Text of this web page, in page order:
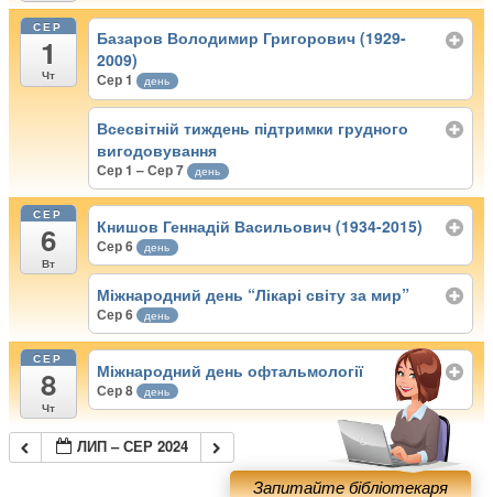
СЕР
1
Чт
Базаров Володимир Григорович (1929-
2009)
Сер 1 день
Всесвітній тиждень підтримки грудного
вигодовування
Сер 1 – Сер 7 день
СЕР
6
Вт
Книшов Геннадій Васильович (1934-2015)
Сер 6 день
Міжнародний день “Лікарі світу за мир”
Сер 6 день
СЕР
8
Чт
Міжнародний день офтальмології
Сер 8 день
ЛИП – СЕР 2024